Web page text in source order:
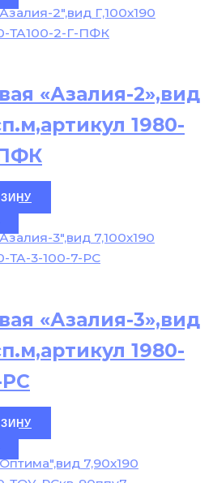
«Азалия-2»,вид
1980-
«Азалия-3»,вид
1980-
РС